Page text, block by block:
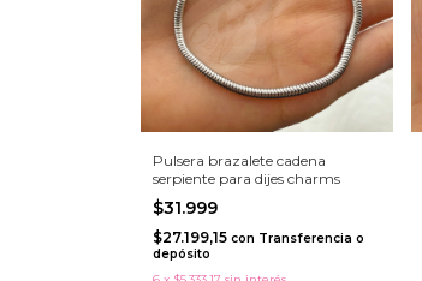
Pulsera brazalete cadena
serpiente para dijes charms
$31.999
$27.199,15 con Transferencia o
depósito